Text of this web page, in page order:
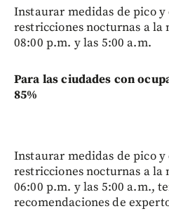
Instaurar medidas de pico
restricciones nocturnas a
08:00 p.m. y las 5:00 a.m.
Para las ciudades con
85%
Instaurar medidas de pico
restricciones nocturnas a
06:00 p.m. y las 5:00 a.m.,
recomendaciones de